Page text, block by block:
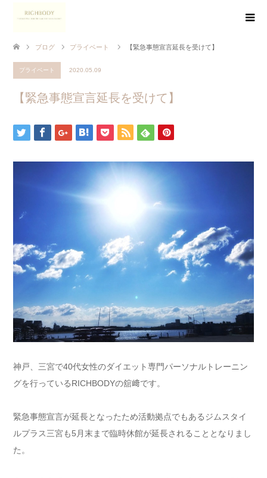
ブログ プライベート 【緊急事態宣言延長を受けて】
プライベート 2020.05.09
【緊急事態宣言延長を受けて】
神戸、三宮で40代女性のダイエット専門パーソナルトレーニン
グを行っているRICHBODYの舘﨑です。
緊急事態宣言が延長となったため活動拠点でもあるジムスタイ
ルプラス三宮も5 月末まで臨時休館が延長されることとなりまし
た。